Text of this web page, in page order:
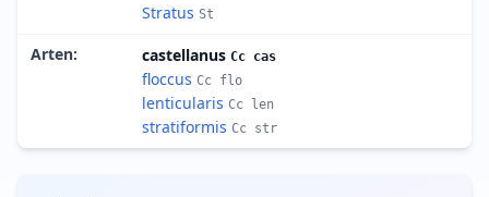
Stratus St
Arten: castellanus Cc cas
floccus Cc flo
lenticularis Cc len
stratiformis Cc str